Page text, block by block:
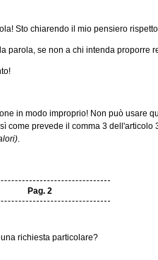
Sto chiarendo il mio pensiero
parola, se non a chi intenda proporre
in modo improprio! Non può usare
come prevede il comma 3 dell'articolo
.
Pag. 2
richiesta particolare?